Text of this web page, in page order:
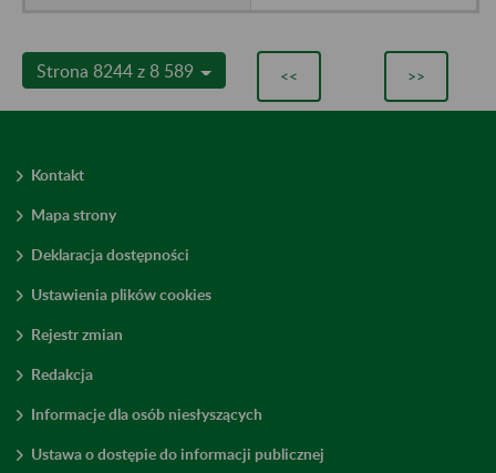
Strona 8244 z 8 589 << >>
Kontakt
Mapa strony
Deklaracja dostępności
Ustawienia plików cookies
Rejestr zmian
Redakcja
Informacje dla osób niesłyszących
Ustawa o dostępie do informacji publicznej